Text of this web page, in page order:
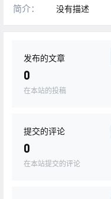
简介： 没有描述
发布的文章
0
在本站的投稿
提交的评论
0
在本站提交的评论